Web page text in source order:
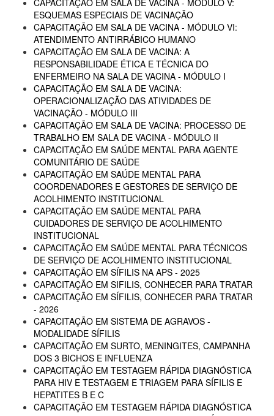
CAPACITAÇÃO EM SALA DE VACINA - MÓDULO V:
ESQUEMAS ESPECIAIS DE VACINAÇÃO
CAPACITAÇÃO EM SALA DE VACINA - MÓDULO VI:
ATENDIMENTO ANTIRRÁBICO HUMANO
CAPACITAÇÃO EM SALA DE VACINA: A
RESPONSABILIDADE ÉTICA E TÉCNICA DO
ENFERMEIRO NA SALA DE VACINA - MÓDULO I
CAPACITAÇÃO EM SALA DE VACINA:
OPERACIONALIZAÇÃO DAS ATIVIDADES DE
VACINAÇÃO - MÓDULO III
CAPACITAÇÃO EM SALA DE VACINA: PROCESSO DE
TRABALHO EM SALA DE VACINA - MÓDULO II
CAPACITAÇÃO EM SAÚDE MENTAL PARA AGENTE
COMUNITÁRIO DE SAÚDE
CAPACITAÇÃO EM SAÚDE MENTAL PARA
COORDENADORES E GESTORES DE SERVIÇO DE
ACOLHIMENTO INSTITUCIONAL
CAPACITAÇÃO EM SAÚDE MENTAL PARA
CUIDADORES DE SERVIÇO DE ACOLHIMENTO
INSTITUCIONAL
CAPACITAÇÃO EM SAÚDE MENTAL PARA TÉCNICOS
DE SERVIÇO DE ACOLHIMENTO INSTITUCIONAL
CAPACITAÇÃO EM SÍFILIS NA APS - 2025
CAPACITAÇÃO EM SIFILIS, CONHECER PARA TRATAR
CAPACITAÇÃO EM SÍFILIS, CONHECER PARA TRATAR
- 2026
CAPACITAÇÃO EM SISTEMA DE AGRAVOS -
MODALIDADE SÍFILIS
CAPACITAÇÃO EM SURTO, MENINGITES, CAMPANHA
DOS 3 BICHOS E INFLUENZA
CAPACITAÇÃO EM TESTAGEM RÁPIDA DIAGNÓSTICA
PARA HIV E TESTAGEM E TRIAGEM PARA SÍFILIS E
HEPATITES B E C
CAPACITAÇÃO EM TESTAGEM RÁPIDA DIAGNÓSTICA